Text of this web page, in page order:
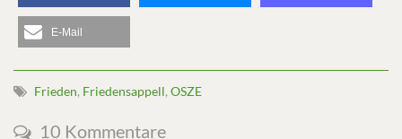
E-Mail
Frieden, Friedensappell,OSZE
10 Kommentare